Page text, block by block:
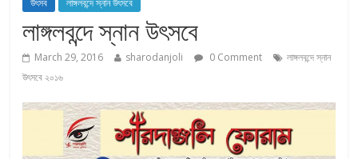
উৎসব লাঙ্গলবন্দে স্নান উৎসবে
লাঙ্গলবন্দে স্নান উৎসবে
March 29, 2016 sharodanjoli 0 Comment
লাঙ্গলবন্দে স্নান
উৎসবে ২০১৬